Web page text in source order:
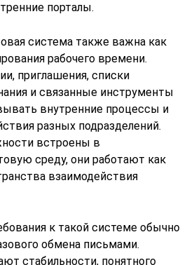
порталы.
система также важна как
рабочего времени.
приглашения, списки
и связанные инструменты
внутренние процессы и
разных подразделений.
встроены в
среду, они работают как
взаимодействия
к такой системе обычно
обмена письмами.
стабильности, понятного